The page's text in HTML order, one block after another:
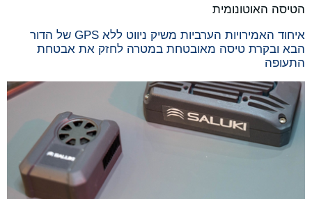
הטיסה האוטונומית
איחוד האמירויות הערביות משיק ניווט ללא GPS של הדור
הבא ובקרת טיסה מאובטחת במטרה לחזק את אבטחת
התעופה